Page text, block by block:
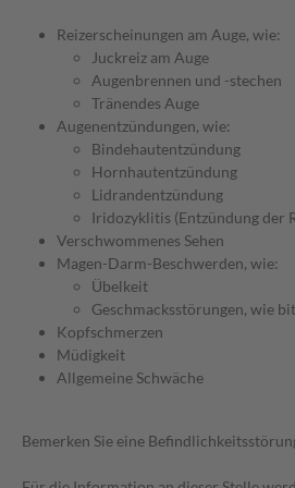
Reizerscheinungen am Auge, wie:
Juckreiz am Auge
Augenbrennen und -stechen
Tränendes Auge
Augenentzündungen, wie:
Bindehautentzündung
Hornhautentzündung
Lidrandentzündung
Iridozyklitis (Entzündung der
Verschwommenes Sehen
Magen-Darm-Beschwerden, wie:
Übelkeit
Geschmacksstörungen, wie
Kopfschmerzen
Müdigkeit
Allgemeine Schwäche
Bemerken Sie eine